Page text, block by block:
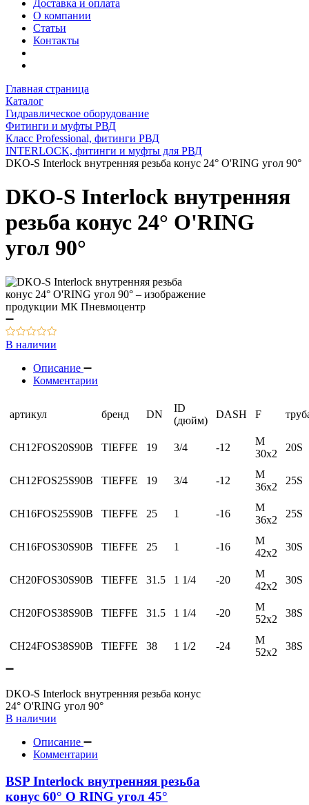
Доставка и оплата
О компании
Статьи
Контакты
Главная страница
Каталог
Гидравлическое оборудование
Фитинги и муфты РВД
Класс Professional, фитинги РВД
INTERLOCK, фитинги и муфты для РВД
DKO-S Interlock внутренняя резьба конус 24° O'RING угол 90°
DKO-S Interlock внутренняя
резьба конус 24° O'RING
угол 90°
В наличии
Описание
Комментарии
артикул бренд DN
ID
(дюйм)
DASH F
CH12FOS20S90B TIEFFE 19 3/4 -12
М
30х2
20S
CH12FOS25S90B TIEFFE 19 3/4 -12
М
36х2
25S
CH16FOS25S90B TIEFFE 25 1 -16
М
36х2
25S
CH16FOS30S90B TIEFFE 25 1 -16
М
42х2
30S
CH20FOS30S90B TIEFFE 31.5 1 1/4 -20
М
42х2
30S
CH20FOS38S90B TIEFFE 31.5 1 1/4 -20
М
52х2
38S
CH24FOS38S90B TIEFFE 38 1 1/2 -24
М
52х2
38S
DKO-S Interlock внутренняя резьба конус
24° O'RING угол 90°
В наличии
Описание
Комментарии
BSP Interlock внутренняя резьба
конус 60° O RING угол 45°